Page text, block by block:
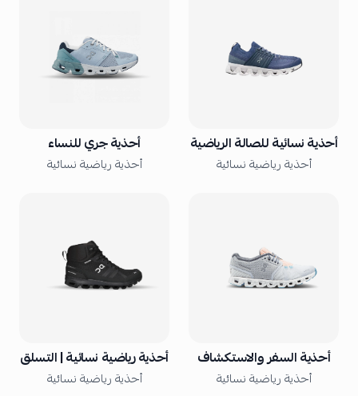
أحذية نسائية للصالة الرياضية
أحذية رياضية نسائية
أحذية جري للنساء
أحذية رياضية نسائية
أحذية السفر والاستكشاف
أحذية رياضية نسائية
أحذية رياضية نسائية | التسلق
أحذية رياضية نسائية